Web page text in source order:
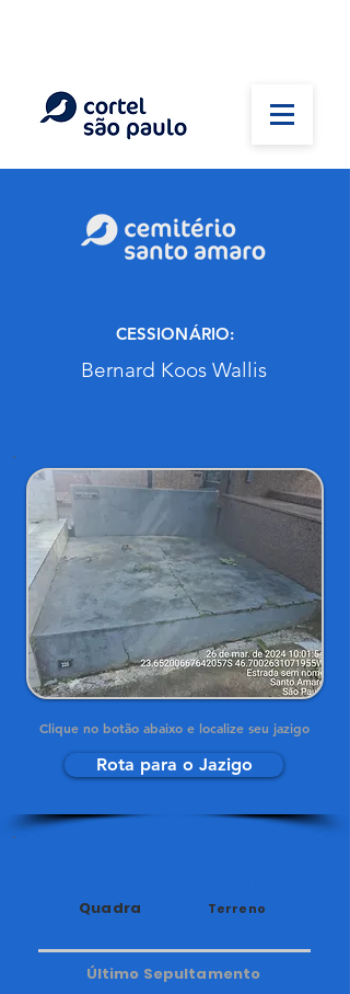
CESSIONÁRIO:
Bernard Koos Wallis
Clique no botão abaixo e localize seu jazigo
Rota para o Jazigo
Quadra Terreno
Último Sepultamento